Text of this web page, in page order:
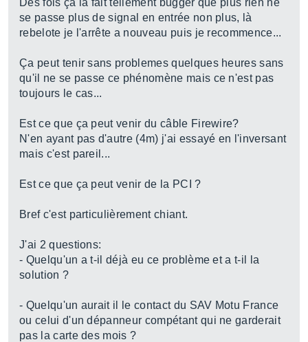
Des fois ça la fait tellement bugger que plus rien ne
se passe plus de signal en entrée non plus, là
rebelote je l'arrête a nouveau puis je recommence...
Ça peut tenir sans problemes quelques heures sans
qu'il ne se passe ce phénomène mais ce n'est pas
toujours le cas...
Est ce que ça peut venir du câble Firewire?
N'en ayant pas d'autre (4m) j'ai essayé en l'inversant
mais c'est pareil...
Est ce que ça peut venir de la PCI ?
Bref c'est particulièrement chiant.
J'ai 2 questions:
- Quelqu'un a t-il déjà eu ce problème et a t-il la
solution ?
- Quelqu'un aurait il le contact du SAV Motu France
ou celui d'un dépanneur compétant qui ne garderait
pas la carte des mois ?